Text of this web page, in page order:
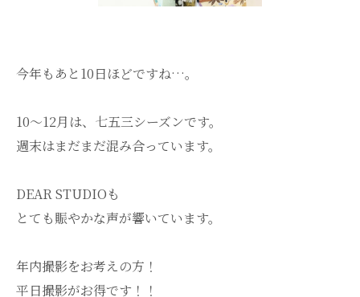
今年もあと10日ほどですね…。
10～12月は、七五三シーズンです。
週末はまだまだ混み合っています。
DEAR STUDIOも
とても賑やかな声が響いています。
年内撮影をお考えの方！
平日撮影がお得です！！